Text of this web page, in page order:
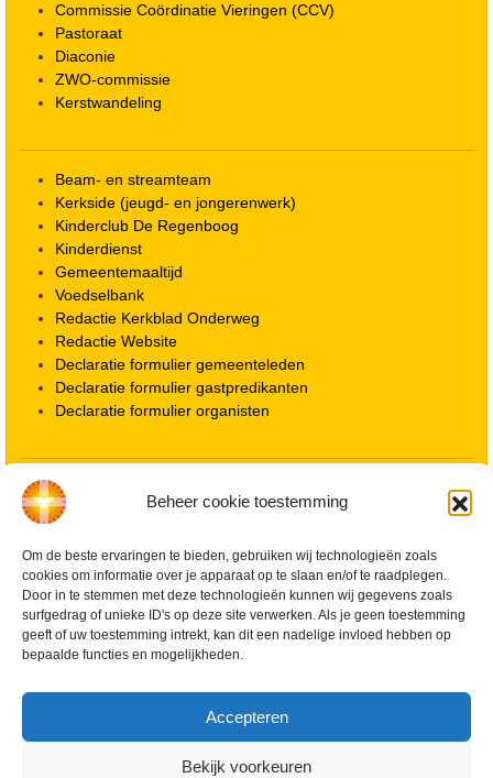
Beheer cookie toestemming
Om de beste ervaringen te bieden, gebruiken wij technologieën zoals
cookies om informatie over je apparaat op te slaan en/of te raadplegen.
Door in te stemmen met deze technologieën kunnen wij gegevens zoals
surfgedrag of unieke ID's op deze site verwerken. Als je geen toestemming
geeft of uw toestemming intrekt, kan dit een nadelige invloed hebben op
bepaalde functies en mogelijkheden.
Accepteren
Bekijk voorkeuren
Commissie Coördinatie Vieringen (CCV)
Pastoraat
Diaconie
ZWO-commissie
Kerstwandeling
Beam- en streamteam
Kerkside (jeugd- en jongerenwerk)
Kinderclub De Regenboog
Kinderdienst
Gemeentemaaltijd
Voedselbank
Redactie Kerkblad Onderweg
Redactie Website
Declaratie formulier gemeenteleden
Declaratie formulier gastpredikanten
Declaratie formulier organisten
Locatie kerk
ANBI informatie PGWD
Vrienden van de Grote Kerk
Info Kerkelijke gebouwen / koster
Redactiestatuut voor kerkblad en website
Beleid Veilige Kerk en gedragscode
Privacy
Cookiebeleid (EU)